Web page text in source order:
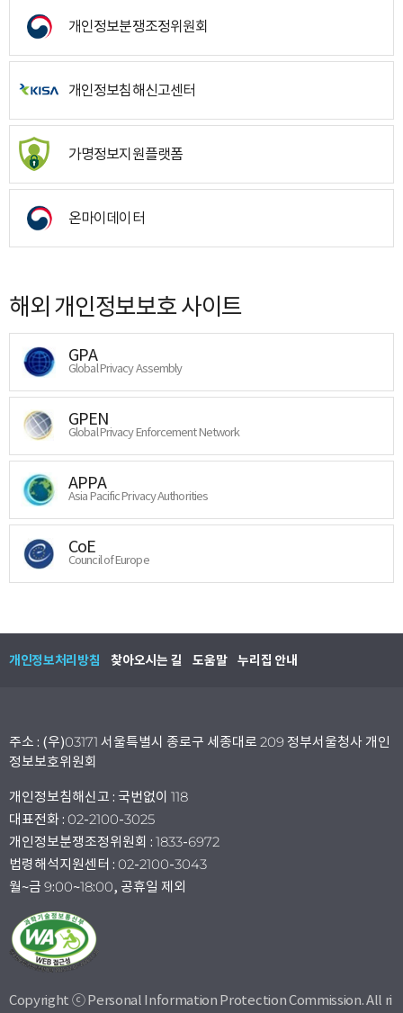
개인정보분쟁조정위원회
개인정보침해신고센터
가명정보지원플랫폼
온마이데이터
해외 개인정보보호 사이트
GPA
Global Privacy Assembly
GPEN
Global Privacy Enforcement Network
APPA
Asia Pacific Privacy Authorities
CoE
Council of Europe
개인정보처리방침 찾아오시는 길 도움말 누리집 안내
주소 : (우)03171 서울특별시 종로구 세종대로 209 정부서울청사 개인
정보보호위원회
개인정보침해신고 : 국번없이 118
대표전화 : 02-2100-3025
개인정보분쟁조정위원회 : 1833-6972
법령해석지원센터 : 02-2100-3043
월~금 9:00~18:00, 공휴일 제외
Copyright ⓒ Personal Information Protection Commission. All ri